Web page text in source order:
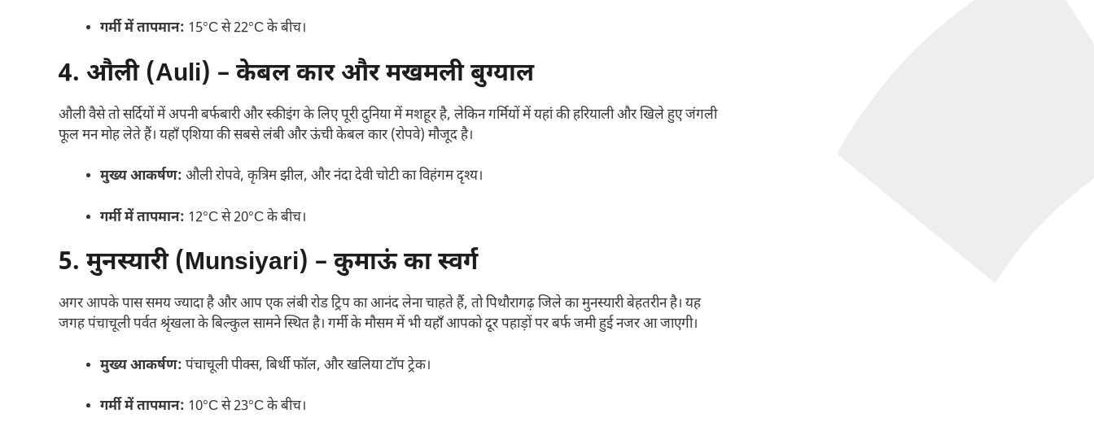
गर्मी में तापमान: 15°C से 22°C के बीच।
4. औली (Auli) – केबल कार और मखमली बुग्याल
औली वैसे तो सर्दियों में अपनी बर्फबारी और स्कीइंग के लिए पूरी दुनिया में मशहूर है, लेकिन गर्मियों में यहां की हरियाली और खिले हुए जंगली
फूल मन मोह लेते हैं। यहाँ एशिया की सबसे लंबी और ऊंची केबल कार (रोपवे) मौजूद है।
मुख्य आकर्षण: औली रोपवे, कृत्रिम झील, और नंदा देवी चोटी का विहंगम दृश्य।
गर्मी में तापमान: 12°C से 20°C के बीच।
5. मुनस्यारी (Munsiyari) – कुमाऊं का स्वर्ग
अगर आपके पास समय ज्यादा है और आप एक लंबी रोड ट्रिप का आनंद लेना चाहते हैं, तो पिथौरागढ़ जिले का मुनस्यारी बेहतरीन है। यह
जगह पंचाचूली पर्वत श्रृंखला के बिल्कुल सामने स्थित है। गर्मी के मौसम में भी यहाँ आपको दूर पहाड़ों पर बर्फ जमी हुई नजर आ जाएगी।
मुख्य आकर्षण: पंचाचूली पीक्स, बिर्थी फॉल, और खलिया टॉप ट्रेक।
गर्मी में तापमान: 10°C से 23°C के बीच।